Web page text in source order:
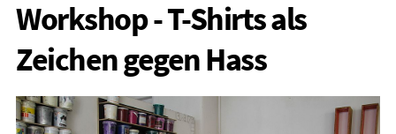
Workshop - T-Shirts als
Zeichen gegen Hass